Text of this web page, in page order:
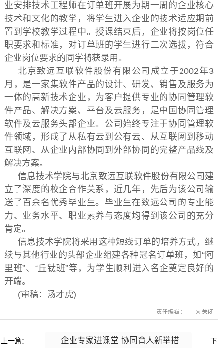
业安排技术工程师在订单班开展为期一周的企业核心
技术和文化的教学，将学生进入企业的技术适应期前
置到学校教学过程中。授课结束后，企业将按岗位任
职要求和标准，对订单班的学生进行二次选拔，符合
企业岗位要求的同学将获录用。
北京致远互联软件股份有限公司成立于2002年3
月，是一家集软件产品的设计、研发、销售及服务为
一体的高新技术企业，为客户提供专业的协同管理软
件产品、解决方案、平台及云服务，是中国协同管理
软件及云服务头部企业。公司始终专注于协同管理软
件领域，形成了从私有云到公有云、从互联网到移动
互联网、从企业内部协同到外部协同的完整产品线及
解决方案。
信息技术学院与北京致远互联软件股份有限公司建
立了深度的校企合作关系，近几年，先后为该公司输
送了百余名优秀毕业生。毕业生在致远公司的专业能
力、业务水平、职业素养与态度均得到该公司的充分
肯定。
信息技术学院将采用这种短线订单的培养方式，继
续与其他行业的头部企业组建各种冠名订单班，如“阿
里班”、“丘钛班”等，为学生顺利进入名企奠定良好的
开端。
(审稿：汤才虎)
责任编辑： 关闭
上一篇： 企业专家进课堂 协同育人新举措 下